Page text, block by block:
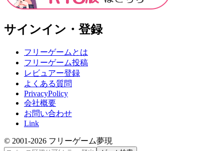
サインイン・登録
フリーゲームとは
フリーゲーム投稿
レビュアー登録
よくある質問
PrivacyPolicy
会社概要
お問い合わせ
Link
© 2001-2026 フリーゲーム夢現